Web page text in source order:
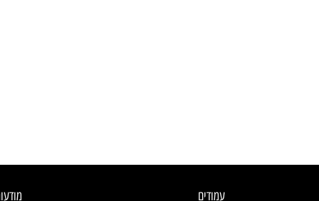
עמודים